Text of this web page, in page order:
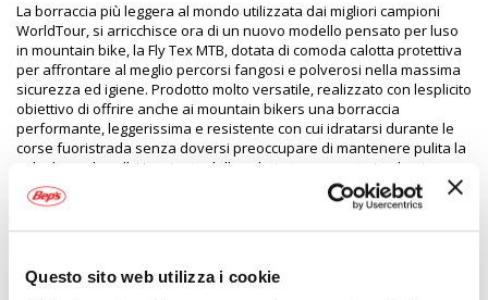
Questo sito web utilizza i cookie
La borraccia più leggera al mondo utilizzata dai migliori campioni
WorldTour, si arricchisce ora di un nuovo modello pensato per luso
in mountain bike, la Fly Tex MTB, dotata di comoda calotta protettiva
per affrontare al meglio percorsi fangosi e polverosi nella massima
sicurezza ed igiene. Prodotto molto versatile, realizzato con lesplicito
obiettivo di offrire anche ai mountain bikers una borraccia
performante, leggerissima e resistente con cui idratarsi durante le
corse fuoristrada senza doversi preoccupare di mantenere pulita la
valvola push-pull. L'aggiunta della calotta trasparente in plastica
scomponibile che copre il tappo garantisce infatti una sicura
protezione da polvere, fango, terra ed altri agenti esterni che
possono accumularsi sul beccuccio durante lutilizzo in MTB su strade